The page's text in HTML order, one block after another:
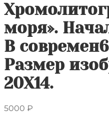
моря».
В
Размер
20Х14.
5000 ₽